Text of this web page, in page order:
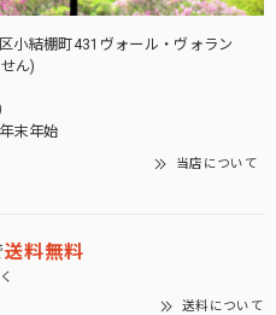
小結棚町431ヴォール・ヴォラン
ん)
末年始
当店について
送料無料
送料について